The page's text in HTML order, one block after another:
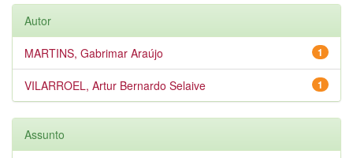
Autor
1
MARTINS, Gabrimar Araújo
1
VILARROEL, Artur Bernardo Selaive
Assunto